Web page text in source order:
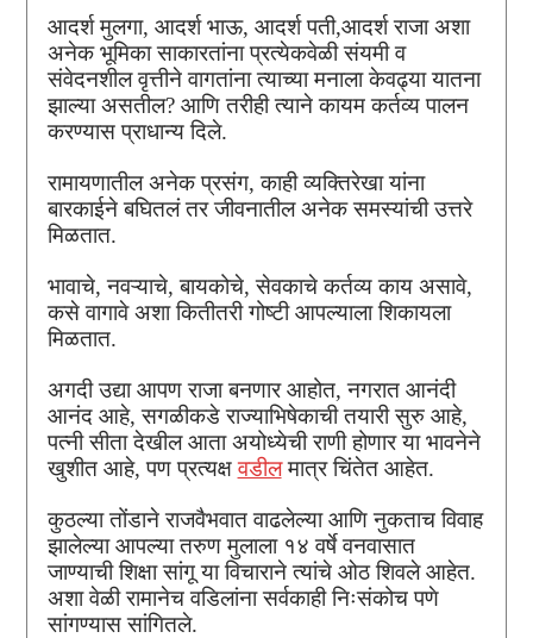
आदर्श मुलगा, आदर्श भाऊ, आदर्श पती,आदर्श राजा अशा
अनेक भूमिका साकारतांना प्रत्येकवेळी संयमी व
संवेदनशील वृत्तीने वागतांना त्याच्या मनाला केवढ्या यातना
झाल्या असतील? आणि तरीही त्याने कायम कर्तव्य पालन
करण्यास प्राधान्य दिले.
रामायणातील अनेक प्रसंग, काही व्यक्तिरेखा यांना
बारकाईने बघितलं तर जीवनातील अनेक समस्यांची उत्तरे
मिळतात.
भावाचे, नवऱ्याचे, बायकोचे, सेवकाचे कर्तव्य काय असावे,
कसे वागावे अशा कितीतरी गोष्टी आपल्याला शिकायला
मिळतात.
अगदी उद्या आपण राजा बनणार आहोत, नगरात आनंदी
आनंद आहे, सगळीकडे राज्याभिषेकाची तयारी सुरु आहे,
पत्नी सीता देखील आता अयोध्येची राणी होणार या भावनेने
खुशीत आहे, पण प्रत्यक्षवडीलमात्र चिंतेत आहेत.
कुठल्या तोंडाने राजवैभवात वाढलेल्या आणि नुकताच विवाह
झालेल्या आपल्या तरुण मुलाला १४ वर्षे वनवासात
जाण्याची शिक्षा सांगू या विचाराने त्यांचे ओठ शिवले आहेत.
अशा वेळी रामानेच वडिलांना सर्वकाही निःसंकोच पणे
सांगण्यास सांगितले.